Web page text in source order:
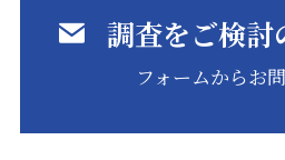
調査をご検討
フォームからお